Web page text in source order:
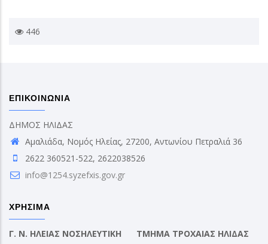
446
ΕΠΙΚΟΙΝΩΝΙΑ
ΔΗΜΟΣ ΗΛΙΔΑΣ
Αμαλιάδα, Νομός Ηλείας, 27200, Αντωνίου Πετραλιά 36
2622 360521-522, 2622038526
info@1254.syzefxis.gov.gr
ΧΡΗΣΙΜΑ
Γ. Ν. ΗΛΕΙΑΣ ΝΟΣΗΛΕΥΤΙΚΗ
ΤΜΗΜΑ ΤΡΟΧΑΙΑΣ ΗΛΙΔΑΣ